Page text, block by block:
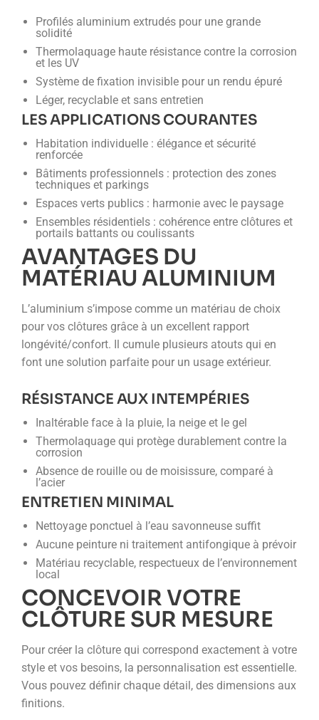
Profilés aluminium extrudés pour une grande
solidité
Thermolaquage haute résistance contre la corrosion
et les UV
Système de fixation invisible pour un rendu épuré
Léger, recyclable et sans entretien
LES APPLICATIONS COURANTES
Habitation individuelle : élégance et sécurité
renforcée
Bâtiments professionnels : protection des zones
techniques et parkings
Espaces verts publics : harmonie avec le paysage
Ensembles résidentiels : cohérence entre clôtures et
portails battants ou coulissants
AVANTAGES DU
MATÉRIAU ALUMINIUM
L’aluminium s’impose comme un matériau de choix
pour vos clôtures grâce à un excellent rapport
longévité/confort. Il cumule plusieurs atouts qui en
font une solution parfaite pour un usage extérieur.
RÉSISTANCE AUX INTEMPÉRIES
Inaltérable face à la pluie, la neige et le gel
Thermolaquage qui protège durablement contre la
corrosion
Absence de rouille ou de moisissure, comparé à
l’acier
ENTRETIEN MINIMAL
Nettoyage ponctuel à l’eau savonneuse suffit
Aucune peinture ni traitement antifongique à prévoir
Matériau recyclable, respectueux de l’environnement
local
CONCEVOIR VOTRE
CLÔTURE SUR MESURE
Pour créer la clôture qui correspond exactement à votre
style et vos besoins, la personnalisation est essentielle.
Vous pouvez définir chaque détail, des dimensions aux
finitions.